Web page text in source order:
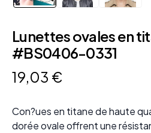
Lunettes ovales en
#BS0406-0331
19,03 €
Con?ues en titane de haute
dorée ovale offrent une